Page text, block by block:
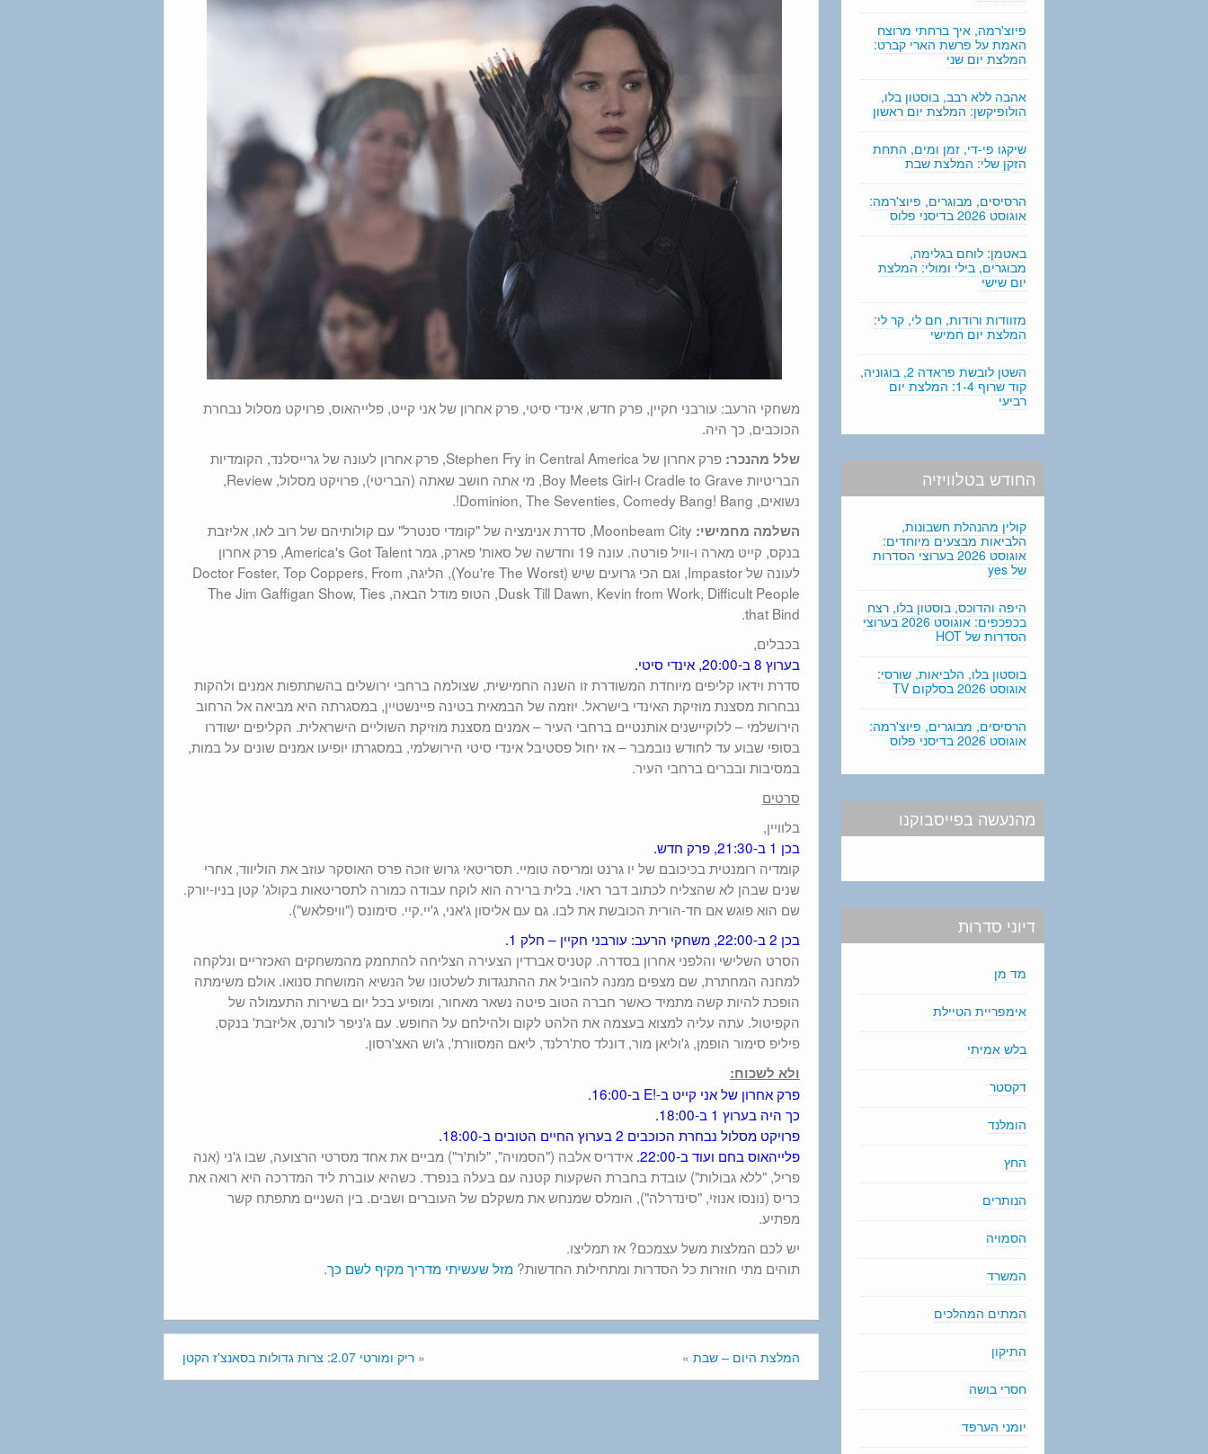
משחקי הרעב: עורבני חקיין, פרק חדש, אינדי סיטי, פרק אחרון של אני קייט, פלייהאוס, פרויקט מסלול נבחרת
הכוכבים, כך היה.
שלל מהנכר:
פרק אחרון של Stephen Fry in Central America, פרק אחרון לעונה של גרייסלנד, הקומדיות
הבריטיות Cradle to Grave ו-Boy Meets Girl, מי אתה חושב שאתה (הבריטי), פרויקט מסלול, Review,
נשואים, Dominion, The Seventies, Comedy Bang! Bang!.
השלמה מחמישי:
Moonbeam City, סדרת אנימציה של "קומדי סנטרל" עם קולותיהם של רוב לאו, אליזבת
בנקס, קייט מארה ו-וויל פורטה. עונה 19 וחדשה של סאות' פארק, גמר America's Got Talent, פרק אחרון
לעונה של Impastor, וגם הכי גרועים שיש (You're The Worst), הליגה, Doctor Foster, Top Coppers, From
Dusk Till Dawn, Kevin from Work, Difficult People, הטופ מודל הבאה, The Jim Gaffigan Show, Ties
that Bind.
בכבלים,
בערוץ 8 ב-20:00, אינדי סיטי.
סדרת וידאו קליפים מיוחדת המשודרת זו השנה החמישית, שצולמה ברחבי ירושלים בהשתתפות אמנים ולהקות
נבחרות מסצנת מוזיקת האינדי בישראל. יוזמה של הבמאית בטינה פיינשטיין, במסגרתה היא מביאה אל הרחוב
הירושלמי – ללוקיישנים אותנטיים ברחבי העיר – אמנים מסצנת מוזיקת השוליים הישראלית. הקליפים ישודרו
בסופי שבוע עד לחודש נובמבר – אז יחול פסטיבל אינדי סיטי הירושלמי, במסגרתו יופיעו אמנים שונים על במות,
במסיבות ובברים ברחבי העיר.
סרטים
בלוויין,
בכן 1 ב-21:30, פרק חדש.
קומדיה רומנטית בכיכובם של יו גרנט ומריסה טומיי. תסריטאי גרוש זוכה פרס האוסקר עוזב את הוליווד, אחרי
שנים שבהן לא שהצליח לכתוב דבר ראוי. בלית ברירה הוא לוקח עבודה כמורה לתסריטאות בקולג' קטן בניו-יורק.
שם הוא פוגש אם חד-הורית הכובשת את לבו. גם עם אליסון ג'אני, ג'יי.קיי. סימונס ("וויפלאש").
בכן 2 ב-22:00, משחקי הרעב: עורבני חקיין – חלק 1.
הסרט השלישי והלפני אחרון בסדרה. קטניס אברדין הצעירה הצליחה להתחמק מהמשחקים האכזריים ונלקחה
למחנה המחתרת, שם מצפים ממנה להוביל את ההתנגדות לשלטונו של הנשיא המושחת סנואו. אולם משימתה
הופכת להיות קשה מתמיד כאשר חברה הטוב פיטה נשאר מאחור, ומופיע בכל יום בשירות התעמולה של
הקפיטול. עתה עליה למצוא בעצמה את הלהט לקום ולהילחם על החופש. עם ג'ניפר לורנס, אליזבת' בנקס,
פיליפ סימור הופמן, ג'וליאן מור, דונלד סת'רלנד, ליאם המסוורת', ג'וש האצ'רסון.
ולא לשכוח:
פרק אחרון של אני קייט ב-!E ב-16:00.
כך היה בערוץ 1 ב-18:00.
פרויקט מסלול נבחרת הכוכבים 2 בערוץ החיים הטובים ב-18:00.
פלייהאוס בחם ועוד ב-22:00.
אידריס אלבה ("הסמויה", "לות'ר") מביים את אחד מסרטי הרצועה, שבו ג'ני (אנה
פריל, "ללא גבולות") עובדת בחברת השקעות קטנה עם בעלה בנפרד. כשהיא עוברת ליד המדרכה היא רואה את
כריס (נונסו אנוזי, "סינדרלה"), הומלס שמנחש את משקלם של העוברים ושבים. בין השניים מתפתח קשר
מפתיע.
יש לכם המלצות משל עצמכם? אז תמליצו.
תוהים מתי חוזרות כל הסדרות ומתחילות החדשות?מזל שעשיתי מדריך מקיף לשם כך.
« ריק ומורטי 2.07: צרות גדולות בסאנצ'ז הקטן המלצת היום – שבת »
פיוצ'רמה, איך ברחתי מרוצח
האמת על פרשת הארי קברט:
המלצת יום שני
אהבה ללא רבב, בוסטון בלו,
הולופיקשן: המלצת יום ראשון
שיקגו פי-די, זמן ומים, התחת
הזקן שלי: המלצת שבת
הרסיסים, מבוגרים, פיוצ'רמה:
אוגוסט 2026 בדיסני פלוס
באטמן: לוחם בגלימה,
מבוגרים, בילי ומולי: המלצת
יום שישי
מזוודות ורודות, חם לי, קר לי:
המלצת יום חמישי
השטן לובשת פראדה 2, בוגוניה,
קוד שרוף 1-4: המלצת יום
רביעי
החודש בטלוויזיה
קולין מהנהלת חשבונות,
הלביאות מבצעים מיוחדים:
אוגוסט 2026 בערוצי הסדרות
של yes
היפה והדוכס, בוסטון בלו, רצח
בכפכפים: אוגוסט 2026 בערוצי
הסדרות של HOT
בוסטון בלו, הלביאות, שורסי:
אוגוסט 2026 בסלקום TV
הרסיסים, מבוגרים, פיוצ'רמה:
אוגוסט 2026 בדיסני פלוס
מהנעשה בפייסבוקנו
דיוני סדרות
מד מן
אימפריית הטיילת
בלש אמיתי
דקסטר
הומלנד
החץ
הנותרים
הסמויה
המשרד
המתים המהלכים
התיקון
חסרי בושה
יומני הערפד